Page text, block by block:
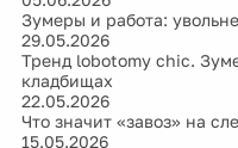
Зумеры и работа:
29.05.2026
Тренд lobotomy chic.
кладбищах
22.05.2026
Что значит «завоз» на
15.05.2026